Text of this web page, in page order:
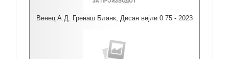
Венец А.Д. Гренаш Бланк, Дисан вејли 0.75 - 2023